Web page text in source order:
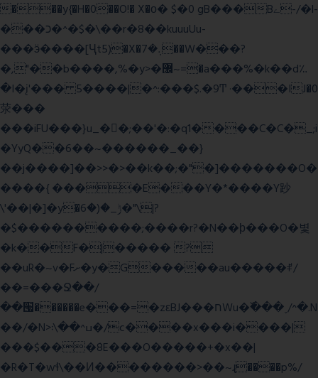
���y{�H�0��O!� X�о� $�0 gB���Bے-/�l-
���כ�^�$�\��r�8��kuuuUu-
���ӭ����[Ҷt5)�X�܉�7��W���?
�,"��b����,%�y>�޼~=�a���%�k��d؉
�I�į'��� 5����|�^:���$.�9Ͳ ·���IJ�0
荥���
���iFU���}u_��;��'�:�q1����C�C�_;i
�YyQ��6��~������_��}
��j����]��>>�>��k��;�"�]�������O�
����{ ����E���Y�*����Y䟞
\'��|�]�y�ݱ_�(�6�"\|?
�$����������;����r?�N��ϸ���O�볓
�k��F�|����� ?
��uR�~v�Fށ�y�G�����au�����ꑷ/
��=���Ջ��/
��՗������e���=�zεBJ���חWu�߰���˯/^�.N
��/�N>ߎ^��\܃�/c����x���i����|
���$���ܿ8E���O�����+�x��|
�R�T�wɬ\� �И��������>��~ɻ����p%/